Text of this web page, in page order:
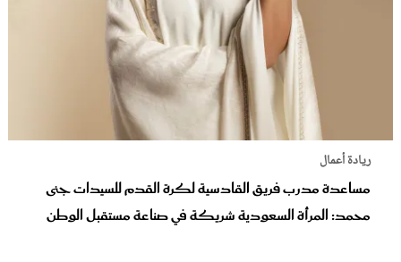
ريادة أعمال
مساعدة مدرب فريق القادسية لكرة القدم للسيدات جنى
محمد: المرأة السعودية شريكة في صناعة مستقبل الوطن